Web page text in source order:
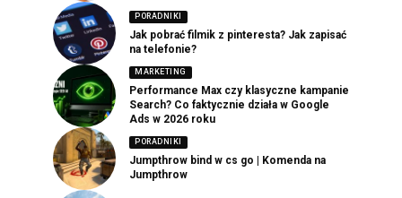
PORADNIKI
Jak pobrać filmik z pinteresta? Jak zapisać
na telefonie?
MARKETING
Performance Max czy klasyczne kampanie
Search? Co faktycznie działa w Google
Ads w 2026 roku
PORADNIKI
Jumpthrow bind w cs go | Komenda na
Jumpthrow